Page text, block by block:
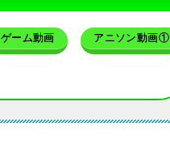
ゲーム動画 アニソン動画①